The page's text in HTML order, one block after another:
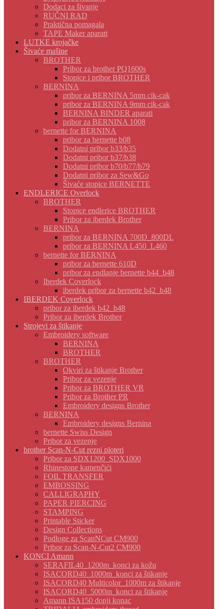
Dodaci za šivanje
RUČNI RAD
Praktična pomagala
TAPE Maker aparati
LUTKE krojačke
Šivaće mašine
BROTHER
Pribor za brother PQ1600s
Stopice i pribor BROTHER
BERNINA
pribor za BERNINA 5mm cik-cak
pribor za BERNINA 9mm cik-cak
BERNINA BINDER aparati
pribor za BERNINA 1008
bernette for BERNINA
pribor za bernette b08
Dodatni pribor b33/b35
Dodatni pribor b37/b38
Dodatni pribor b70/b77/b79
Dodatni pribor za Sew&Go
Šivaće stopice BERNETTE
ENDLERICE Overlock
BROTHER
Stopice endlerice BROTHER
Pribor za iberdek Brother
BERNINA
pribor za BERNINA 700D_800DL
pribor za BERNINA L450_L460
bernette for BERNINA
pribor za bernette 610D
pribor za endlanje bernette b44_b48
Iberdek Coverlock
iberdek pribor za bernette b42_b48
IBERDEK Coverlock
pribor za iberdek b42_b48
Pribor za iberdek Brother
Strojevi za štikanje
Embroidery software
BERNINA
BROTHER
BROTHER
Okviri za štikanje Brother
Pribor za vezenje
Pribor za BROTHER VR
Pribor za Brother PR
Embroidery designs Brother
BERNINA
Embroidery designs Bernina
bernette Swiss Design
Pribor za vezenje
brother Scan-N-Cut rezni ploteri
Pribor za SDX1200_SDX1000
Rhinestone kamenčići
FOIL TRANSFER
EMBOSSING
CALLIGRAPHY
PAPER PIERCING
STAMPING
Printable Sticker
Design Collections
Podloge za ScanNCut CM900
Pribor za Scan-N-Cut2 CM900
KONCI Amann
SERAFIL40_1200m_konci za kožu
ISACORD40_1000m_konci za štikanje
ISACORD40 Multicolor_1000m za štikanje
ISACORD40_5000m_konci za štikanje
Amann ISA150 donji konac